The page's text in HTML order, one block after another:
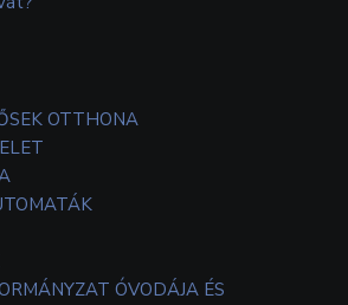
OTTHONA
ÓVODÁJA ÉS